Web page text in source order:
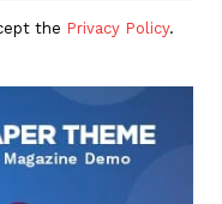
the Privacy Policy.